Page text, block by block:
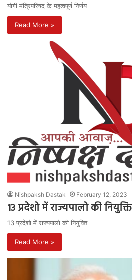
योगी मंत्रिपरिषद के महत्वपूर्ण निर्णय
Read More »
Nishpaksh Dastak February 12, 2023
13 प्रदेशो में राज्यपालो की नियुक्ति
13 प्रदेशो में राज्यपालो की नियुक्ति
Read More »